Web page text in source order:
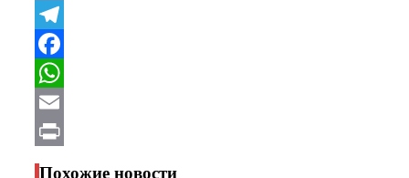
VK
Telegram
Facebook
WhatsApp
Email
Print
Похожие новости